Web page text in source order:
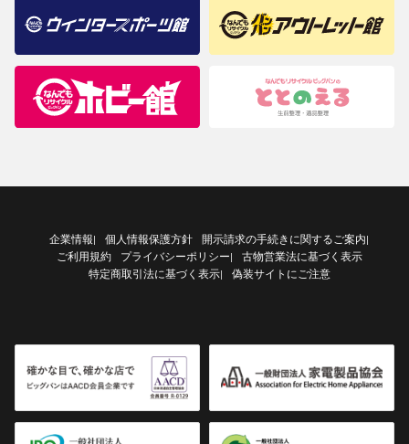
企業情報| 個人情報保護方針 開示請求の手続きに関するご案内|
ご利用規約 プライバシーポリシー|
古物営業法に基づく表示
特定商取引法に基づく表示| 偽装サイトにご注意